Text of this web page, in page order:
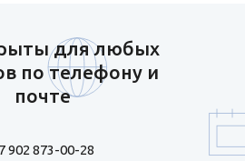
для любых
по телефону и
почте
902 873-00-28